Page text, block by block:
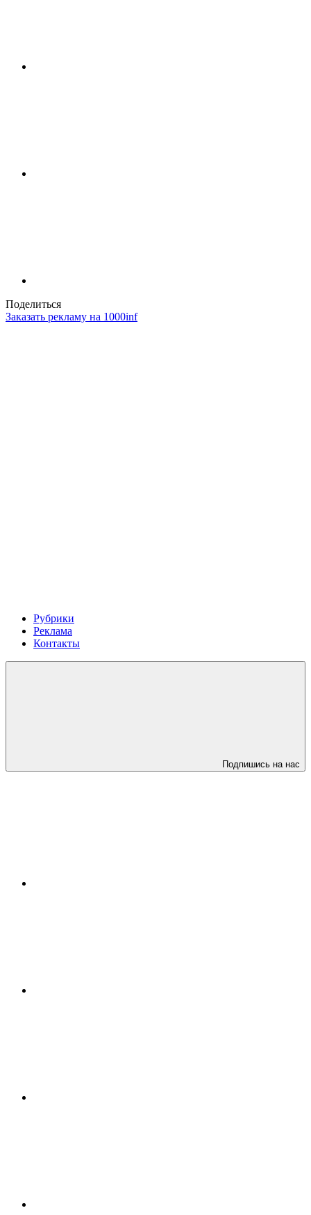
Поделиться
Заказать рекламу на 1000inf
Рубрики
Реклама
Контакты
Подпишись на нас